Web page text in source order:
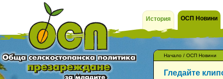
История ОСП Новини
Начало / ОСП Новини
Гледайте